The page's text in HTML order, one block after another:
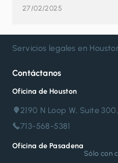
27/02/2025
Servicios legales en
Contáctanos
Oficina de Houston
2190 N Loop W, Suite
713-568-5381
Oficina de Pasadena
Sólo con